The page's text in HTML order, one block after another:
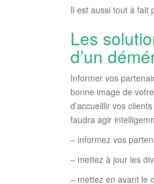
Il est aussi tout à fait
Les
d’un
Informer vos
bonne image de
d’accueillir vos
faudra agir
– informez vos
– mettez à jour les
– mettez en avant le